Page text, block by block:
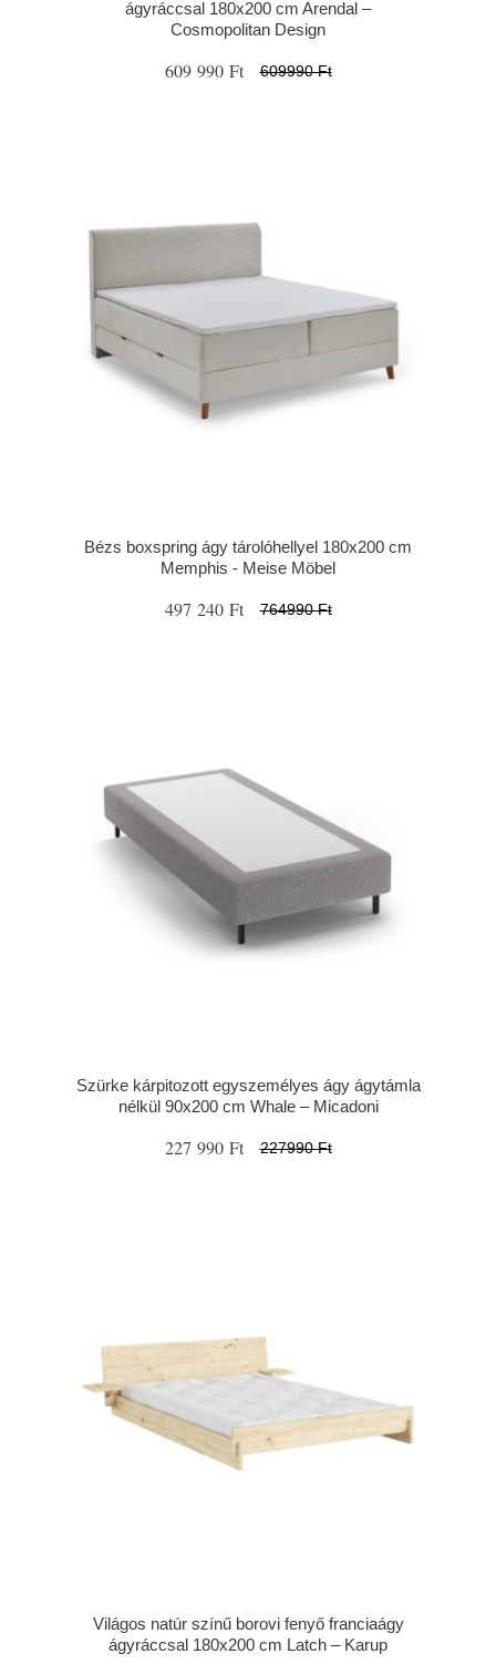
ágyráccsal 180x200 cm Arendal –
Cosmopolitan Design
609 990 Ft 609990 Ft
Bézs boxspring ágy tárolóhellyel 180x200 cm
Memphis - Meise Möbel
497 240 Ft 764990 Ft
Szürke kárpitozott egyszemélyes ágy ágytámla
nélkül 90x200 cm Whale – Micadoni
227 990 Ft 227990 Ft
Világos natúr színű borovi fenyő franciaágy
ágyráccsal 180x200 cm Latch – Karup